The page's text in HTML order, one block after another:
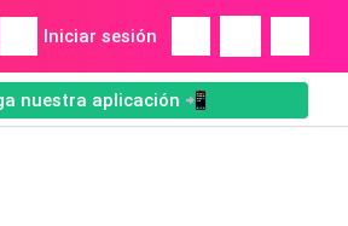
Iniciar sesión
nuestra aplicación 📲